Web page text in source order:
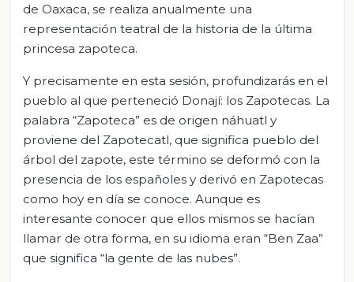
de Oaxaca, se realiza anualmente una
representación teatral de la historia de la última
princesa zapoteca.
Y precisamente en esta sesión, profundizarás en el
pueblo al que perteneció Donají: los Zapotecas. La
palabra “Zapoteca” es de origen náhuatl y
proviene del Zapotecatl, que significa pueblo del
árbol del zapote, este término se deformó con la
presencia de los españoles y derivó en Zapotecas
como hoy en día se conoce. Aunque es
interesante conocer que ellos mismos se hacían
llamar de otra forma, en su idioma eran “Ben Zaa”
que significa “la gente de las nubes”.